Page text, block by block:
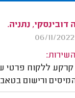
דובינסקי, נתניה.
ללקוח פרטי
ורישום